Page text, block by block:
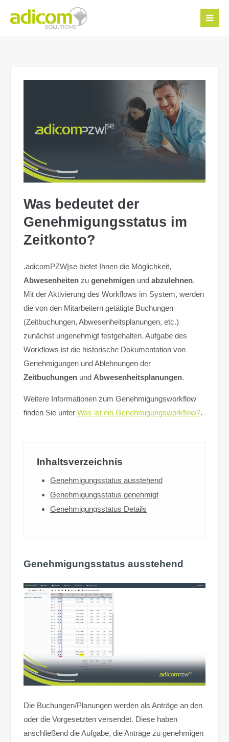
Was bedeutet der
Genehmigungsstatus im
Zeitkonto?
.adicomPZW|se bietet Ihnen die Möglichkeit,
Abwesenheiten zugenehmigen undabzulehnen.
Mit der Aktivierung des Workflows im System, werden
die von den Mitarbeitern getätigte Buchungen
(Zeitbuchungen, Abwesenheitsplanungen, etc.)
zunächst ungenehmigt festgehalten. Aufgabe des
Workflows ist die historische Dokumentation von
Genehmigungen und Ablehnungen der
Zeitbuchungen und Abwesenheitsplanungen.
Weitere Informationen zum Genehmigungsworkflow
finden Sie unterWas ist ein Genehmigungsworkflow?.
Inhaltsverzeichnis
Genehmigungsstatus ausstehend
Genehmigungsstatus genehmigt
Genehmigungsstatus Details
Genehmigungsstatus ausstehend
Die Buchungen/Planungen werden als Anträge an den
oder die Vorgesetzten versendet. Diese haben
anschließend die Aufgabe, die Anträge zu genehmigen